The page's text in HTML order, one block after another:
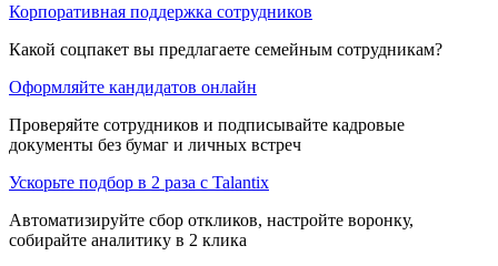
Корпоративная поддержка сотрудников
Какой соцпакет вы предлагаете семейным сотрудникам?
Оформляйте кандидатов онлайн
Проверяйте сотрудников и подписывайте кадровые
документы без бумаг и личных встреч
Ускорьте подбор в 2 раза с Talantix
Автоматизируйте сбор откликов, настройте воронку,
собирайте аналитику в 2 клика